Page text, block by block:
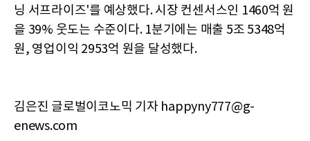
닝 서프라이즈'를 예상했다. 시장 컨센서스인 1460억 원
을 39% 웃도는 수준이다. 1분기에는 매출 5조 5348억
원, 영업이익 2953억 원을 달성했다.
김은진 글로벌이코노믹 기자 happyny777@g-
enews.com